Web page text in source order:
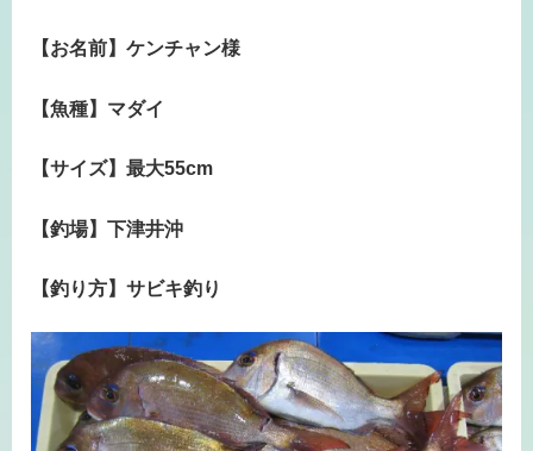
【お名前】ケンチャン様
【魚種】マダイ
【サイズ】最大55cm
【釣場】下津井沖
【釣り方】サビキ釣り